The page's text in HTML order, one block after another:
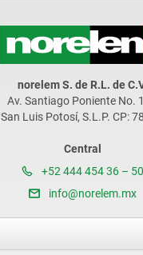
norelem S. de R.L. de
Av. Santiago Poniente No.
San Luis Potosí, S.L.P. CP:
Central
+52 444 454 36 – 50
info@norelem.mx